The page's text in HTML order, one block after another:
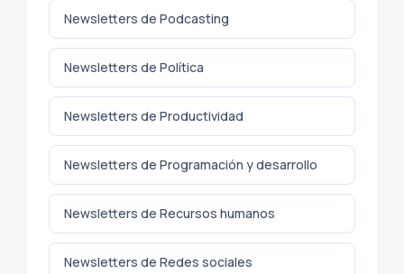
Newsletters de Podcasting
Newsletters de Política
Newsletters de Productividad
Newsletters de Programación y desarrollo
Newsletters de Recursos humanos
Newsletters de Redes sociales